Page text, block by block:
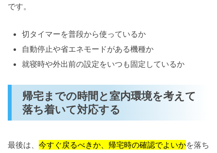
です。
切タイマーを普段から使っているか
自動停止や省エネモードがある機種か
就寝時や外出前の設定をいつも固定しているか
帰宅までの時間と室内環境を考えて
落ち着いて対応する
最後は、 今すぐ戻るべきか、帰宅時の確認でよいかを落ち